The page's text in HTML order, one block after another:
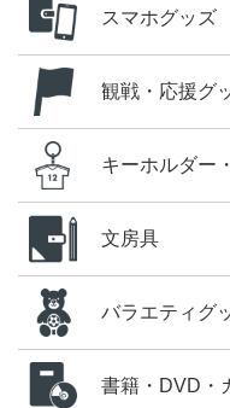
スマホグッズ
観戦・応援グ
キーホルダー
文房具
バラエティグ
書籍・DVD・